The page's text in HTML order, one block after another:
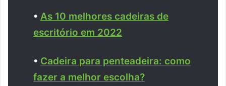
• As 10 melhores cadeiras de
escritório em 2022
• Cadeira para penteadeira: como
fazer a melhor escolha?